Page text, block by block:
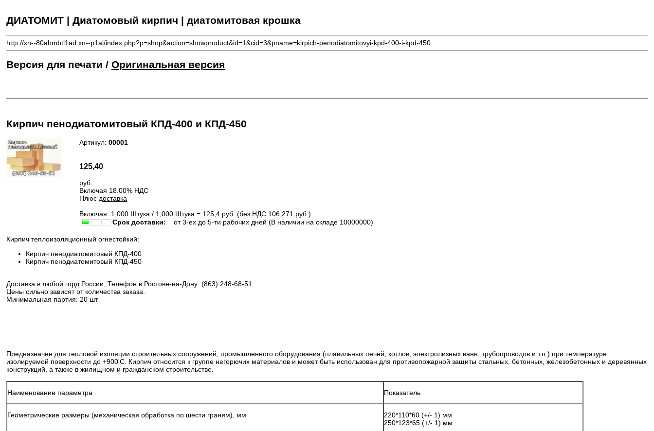
ДИАТОМИТ | Диатомовый кирпич | диатомитовая крошка
http://xn--80ahmbtl1ad.xn--p1ai/index.php?p=shop&action=showproduct&id=1&cid=3&pname=kirpich-penodiatomitovyi-kpd-400-i-kpd-450
Версия для печати / Оригинальная версия
Кирпич пенодиатомитовый КПД-400 и КПД-450
Артикул: 00001
125,40
руб.
Включая 18.00% НДС
Плюс доставка
Включая: 1,000 Штука / 1,000 Штука = 125,4 руб. (без НДС 106,271 руб.)
Срок доставки:
от 3-ех до 5-ти рабочих дней (В наличии на складе 10000000)
Кирпич теплоизоляционный огнестойкий:
Кирпич пенодиатомитовый КПД-400
Кирпич пенодиатомитовый КПД-450
Доставка в любой горд России, Телефон в Ростове-на-Дону: (863) 248-68-51
Цены сильно зависят от количества заказа.
Минимальная партия: 20 шт
Предназначен для тепловой изоляции строительных сооружений, промышленного оборудования (плавильных печей, котлов, электролизных ванн, трубопроводов и т.п.) при температуре
изолируемой поверхности до +900'C. Кирпич относится к группе негорючих материалов и может быть использован для противопожарной защиты стальных, бетонных, железобетонных и деревянных
конструкций, а также в жилищном и гражданском строительстве.
Наименование параметра Показатель
Геометрические размеры (механическая обработка по шести граням), мм
220*110*60 (+/- 1) мм
250*123*65 (+/- 1) мм